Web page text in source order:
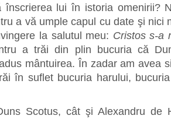
înscrierea lui în istoria omenirii?
a vă umple capul cu date şi nici
la salutul meu: Cristos s-a
a trăi din plin bucuria că
mântuirea. În zadar am avea
în suflet bucuria harului,
Scotus, cât şi Alexandru de